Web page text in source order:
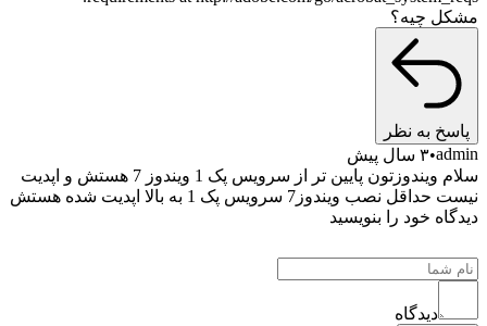
چیه؟
به نظر
۳ سال پیش
سلام ویندوزتون پایین تر از سرویس پک 1 ویندوز 7 هستش و اپدیت
نصب ویندوز7 سرویس پک 1 به بالا اپدیت شده هستش
خود را بنویسید
دیدگاه